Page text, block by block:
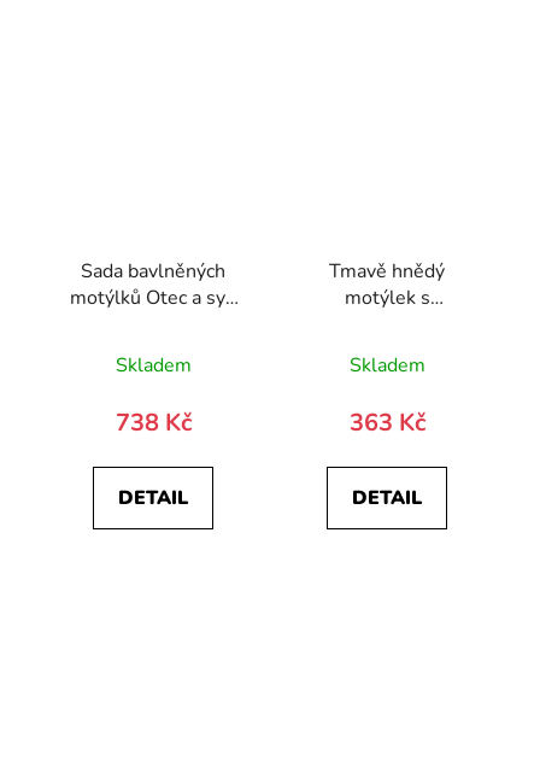
Sada bavlněných
motýlků Otec a syn
Skladem
738 Kč
DETAIL
Tmavě hnědý
motýlek s
Skladem
363 Kč
DETAIL